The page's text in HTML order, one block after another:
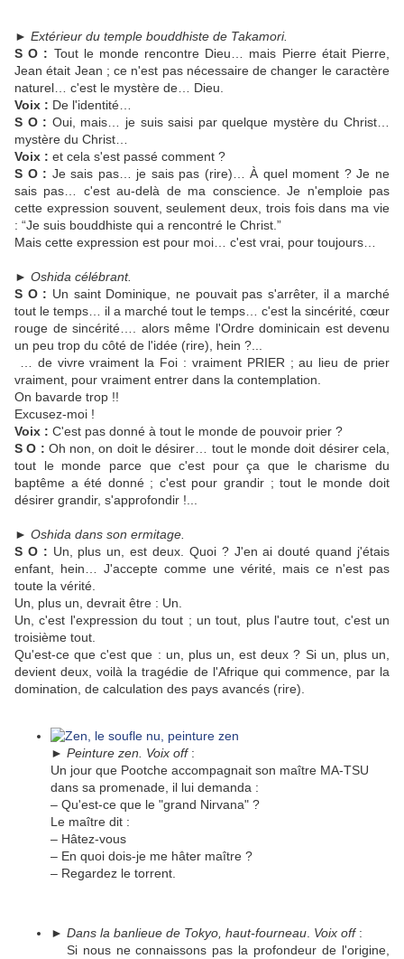
► Extérieur du temple bouddhiste de Takamori.
S O : Tout le monde rencontre Dieu… mais Pierre était Pierre,
Jean était Jean ; ce n'est pas nécessaire de changer le caractère
naturel… c'est le mystère de… Dieu.
Voix : De l'identité…
S O : Oui, mais… je suis saisi par quelque mystère du Christ…
mystère du Christ…
Voix : et cela s'est passé comment ?
S O : Je sais pas… je sais pas (rire)… À quel moment ? Je ne
sais pas… c'est au-delà de ma conscience. Je n'emploie pas
cette expression souvent, seulement deux, trois fois dans ma vie
: “Je suis bouddhiste qui a rencontré le Christ.”
Mais cette expression est pour moi… c'est vrai, pour toujours…
► Oshida célébrant.
S O : Un saint Dominique, ne pouvait pas s'arrêter, il a marché
tout le temps… il a marché tout le temps… c'est la sincérité, cœur
rouge de sincérité…. alors même l'Ordre dominicain est devenu
un peu trop du côté de l'idée (rire), hein ?...
… de vivre vraiment la Foi : vraiment PRIER ; au lieu de prier
vraiment, pour vraiment entrer dans la contemplation.
On bavarde trop !!
Excusez-moi !
Voix : C'est pas donné à tout le monde de pouvoir prier ?
S O : Oh non, on doit le désirer… tout le monde doit désirer cela,
tout le monde parce que c'est pour ça que le charisme du
baptême a été donné ; c'est pour grandir ; tout le monde doit
désirer grandir, s'approfondir !...
► Oshida dans son ermitage.
S O : Un, plus un, est deux. Quoi ? J'en ai douté quand j'étais
enfant, hein… J'accepte comme une vérité, mais ce n'est pas
toute la vérité.
Un, plus un, devrait être : Un.
Un, c'est l'expression du tout ; un tout, plus l'autre tout, c'est un
troisième tout.
Qu'est-ce que c'est que : un, plus un, est deux ? Si un, plus un,
devient deux, voilà la tragédie de l'Afrique qui commence, par la
domination, de calculation des pays avancés (rire).
► Peinture zen. Voix off:
Un jour que Pootche accompagnait son maître MA-TSU
dans sa promenade, il lui demanda :
– Qu'est-ce que le "grand Nirvana" ?
Le maître dit :
– Hâtez-vous
– En quoi dois-je me hâter maître ?
– Regardez le torrent.
► Dans la banlieue de Tokyo, haut-fourneau Voix off:
Si nous ne connaissons pas la profondeur de l'origine,